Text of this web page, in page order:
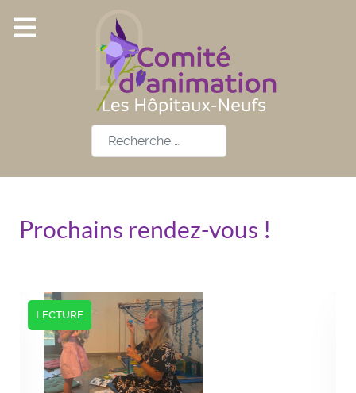
Rechercher
Prochains rendez-vous !
LECTURE